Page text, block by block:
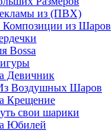
из (ПВХ)
Композиции из Шаров
Воssa
Девичник
Воздушных Шаров
Крещение
свои шарики
Юбилей